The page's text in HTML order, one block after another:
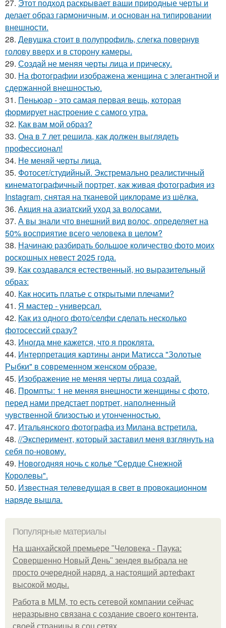
27. Этот подход раскрывает ваши природные черты и
делает образ гармоничным, и основан на типировании
внешности.
28. Девушка стоит в полупрофиль, слегка повернув
голову вверх и в сторону камеры.
29. Создай не меняя черты лица и прическу.
30. На фотографии изображена женщина с элегантной и
сдержанной внешностью.
31. Пеньюар - это самая первая вещь, которая
формирует настроение с самого утра.
32. Как вам мой образ?
33. Она в 7 лет решила, как должен выглядеть
профессионал!
34. Не меняй черты лица.
35. Фотосет/студийный. Экстремально реалистичный
кинематографичный портрет, как живая фотография из
Instagram, снятая на тканевой циклораме из шёлка.
36. Акция на азиатский уход за волосами.
37. А вы знали что внешний вид волос, определяет на
50% восприятие всего человека в целом?
38. Начинаю разбирать большое количество фото моих
роскошных невест 2025 года.
39. Как создавался естественный, но выразительный
образ:
40. Как носить платье с открытыми плечами?
41. Я мастер - универсал.
42. Как из одного фото/селфи сделать несколько
фотосессий сразу?
43. Иногда мне кажется, что я проклята.
44. Интерпретация картины анри Матисса "Золотые
Рыбки" в современном женском образе.
45. Изображение не меняя черты лица создай.
46. Промпты: 1 не меняя внешности женщины с фото,
перед нами предстает портрет, наполненный
чувственной близостью и утонченностью.
47. Итальянского фотографа из Милана встретила.
48. //Эксперимент, который заставил меня взглянуть на
себя по-новому.
49. Новогодняя ночь с колье "Сердце Снежной
Королевы".
50. Известная телеведущая в свет в провокационном
наряде вышла.
Популярные материалы
На шанхайской премьере "Человека - Паука:
Совершенно Новый День" зендея выбрала не
просто очередной наряд, а настоящий артефакт
высокой моды.
Работа в MLM, то есть сетевой компании сейчас
неразрывно связана с создание своего контента,
своей страницы в соц сетях.